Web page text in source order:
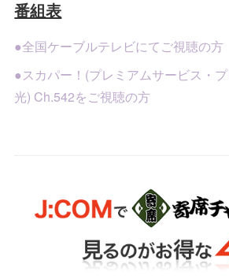
番組表
●全国ケーブルテレビにてご視聴の方
●スカパー！(プレミアムサービス・
光) Ch.542をご視聴の方